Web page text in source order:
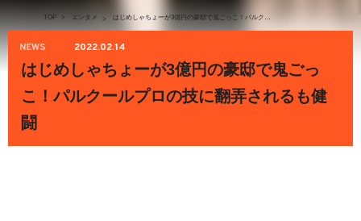
TOP > エンタメ > はじめしゃちょーが3億円の豪邸で鬼ごっこ！パルクールプロの技に翻弄されるも健闘
NEWS 2022.02.14
はじめしゃちょーが3億円の豪邸で鬼ごっ
こ！パルクールプロの技に翻弄されるも健
闘